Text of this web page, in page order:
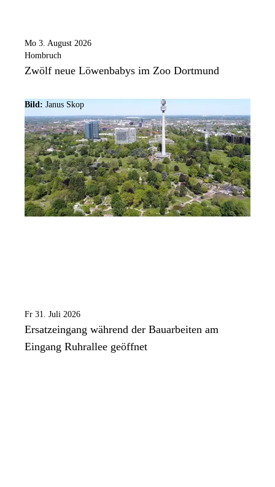
Mo 3. August 2026
Hombruch
Zwölf neue Löwenbabys im Zoo Dortmund
Bild: Janus Skop
Fr 31. Juli 2026
Ersatzeingang während der Bauarbeiten am
Eingang Ruhrallee geöffnet